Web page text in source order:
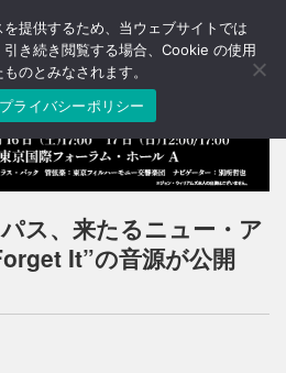
T
o
a
v
i
g
o
ス、来たるニュー・ア
It”の音源が公開
提供するため、当ウェブサイトでは
き続き閲覧する場合、Cookie の使用
のとみなされます。
プライバシーポリシー